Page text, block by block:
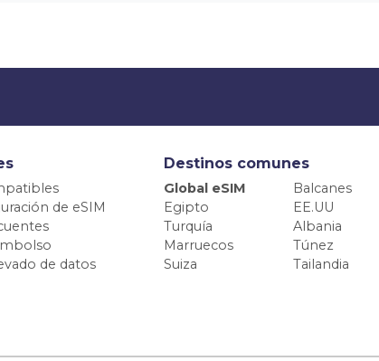
de eSIM
de datos
Destinos comunes
Global eSIM
Balcanes
Egipto
EE.UU
Turquía
Albania
Marruecos
Túnez
Suiza
Tailandia